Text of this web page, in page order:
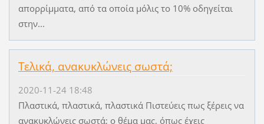
απορρίμματα, από τα οποία μόλις το 10% οδηγείται
στην...
Τελικά, ανακυκλώνεις σωστά;
2020-11-24 18:48
Πλαστικά, πλαστικά, πλαστικά Πιστεύεις πως ξέρεις να
ανακυκλώνεις σωστά; ο θέμα μας, όπως έχεις